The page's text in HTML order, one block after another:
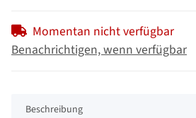
Momentan nicht verfügbar
Benachrichtigen, wenn verfügbar
Beschreibung